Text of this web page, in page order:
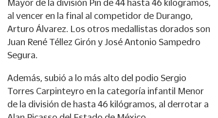
Mayor de la división Pin de 44 hasta 46 kilogramos,
al vencer en la final al competidor de Durango,
Arturo Álvarez. Los otros medallistas dorados son
Juan René Téllez Girón y José Antonio Sampedro
Segura.
Además, subió a lo más alto del podio Sergio
Torres Carpinteyro en la categoría infantil Menor
de la división de hasta 46 kilógramos, al derrotar a